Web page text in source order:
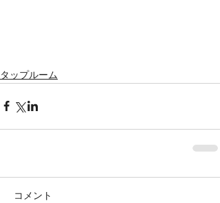
タップルーム
コメント